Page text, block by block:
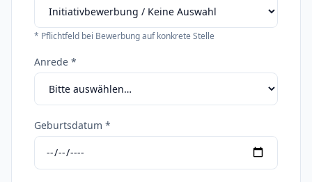
* Pflichtfeld bei Bewerbung auf konkrete Stelle
Anrede *
Geburtsdatum *